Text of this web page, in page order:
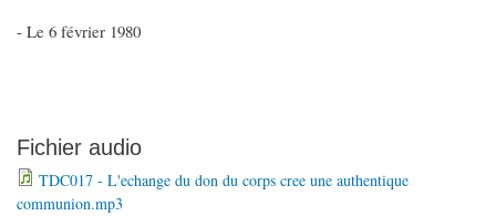
- Le 6 février 1980
Fichier audio
TDC017 - L'echange du don du corps cree une authentique
communion.mp3